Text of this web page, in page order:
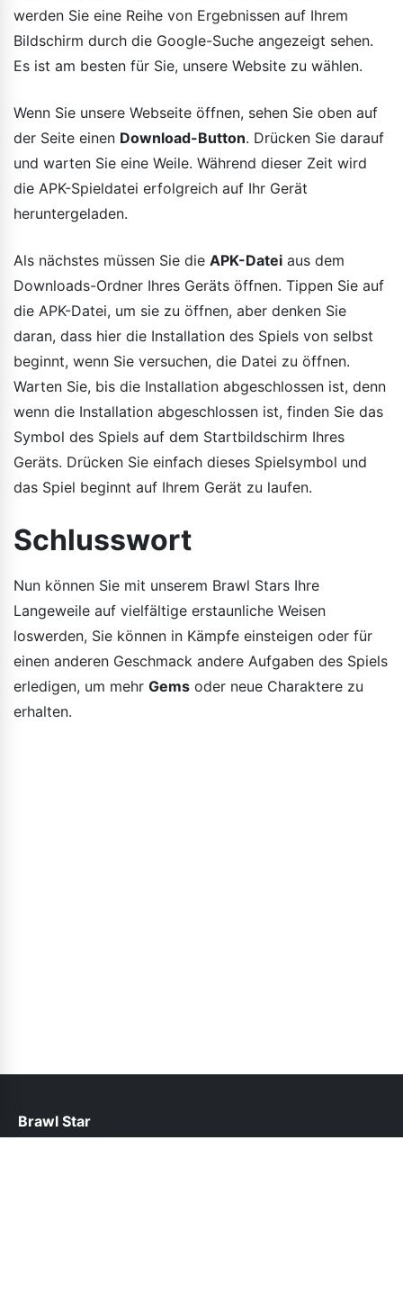
werden Sie eine Reihe von Ergebnissen auf Ihrem
Bildschirm durch die Google-Suche angezeigt sehen.
Es ist am besten für Sie, unsere Website zu wählen.
Wenn Sie unsere Webseite öffnen, sehen Sie oben auf
der Seite einen Download-Button. Drücken Sie darauf
und warten Sie eine Weile. Während dieser Zeit wird
die APK-Spieldatei erfolgreich auf Ihr Gerät
heruntergeladen.
Als nächstes müssen Sie die APK-Datei aus dem
Downloads-Ordner Ihres Geräts öffnen. Tippen Sie auf
die APK-Datei, um sie zu öffnen, aber denken Sie
daran, dass hier die Installation des Spiels von selbst
beginnt, wenn Sie versuchen, die Datei zu öffnen.
Warten Sie, bis die Installation abgeschlossen ist, denn
wenn die Installation abgeschlossen ist, finden Sie das
Symbol des Spiels auf dem Startbildschirm Ihres
Geräts. Drücken Sie einfach dieses Spielsymbol und
das Spiel beginnt auf Ihrem Gerät zu laufen.
Schlusswort
Nun können Sie mit unserem Brawl Stars Ihre
Langeweile auf vielfältige erstaunliche Weisen
loswerden, Sie können in Kämpfe einsteigen oder für
einen anderen Geschmack andere Aufgaben des Spiels
erledigen, um mehr Gems oder neue Charaktere zu
erhalten.
Brawl Star